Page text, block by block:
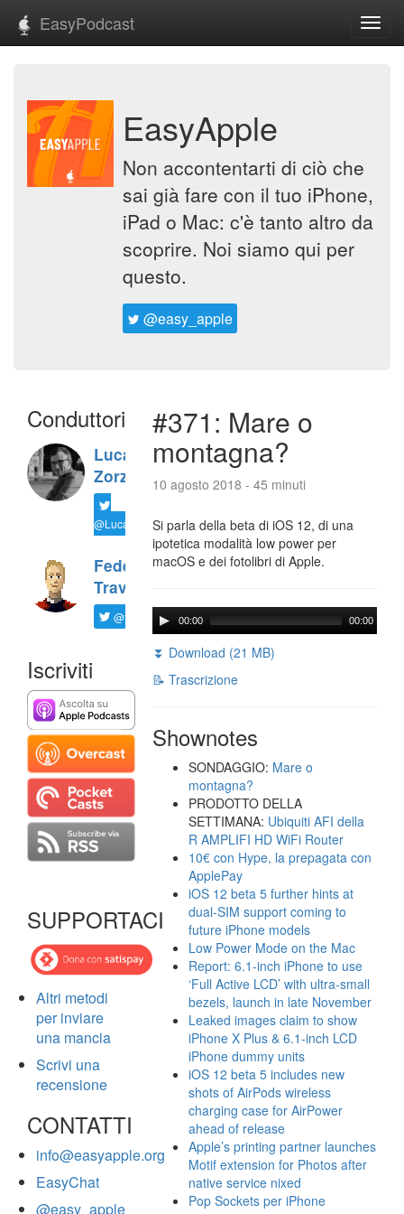
EasyPodcast
EasyApple
Non accontentarti di ciò che
sai già fare con il tuo iPhone,
iPad o Mac: c'è tanto altro da
scoprire. Noi siamo qui per
questo.
@easy_apple
Conduttori
Luca
Zorzi
@LucaTNT
Federico
Travaini
@ftrava
Iscriviti
SUPPORTACI
Altri metodi
per inviare
una mancia
Scrivi una
recensione
CONTATTI
info@easyapple.org
EasyChat
@easy_apple
#371: Mare o
montagna?
10 agosto 2018 - 45 minuti
Si parla della beta di iOS 12, di una
ipotetica modalità low power per
macOS e dei fotolibri di Apple.
00:00 00:00
⏬ Download (21 MB)
📝 Trascrizione
Shownotes
SONDAGGIO: Mare o
montagna?
PRODOTTO DELLA
SETTIMANA: Ubiquiti AFI della
R AMPLIFI HD WiFi Router
10€ con Hype, la prepagata con
ApplePay
iOS 12 beta 5 further hints at
dual-SIM support coming to
future iPhone models
Low Power Mode on the Mac
Report: 6.1-inch iPhone to use
‘Full Active LCD’ with ultra-small
bezels, launch in late November
Leaked images claim to show
iPhone X Plus & 6.1-inch LCD
iPhone dummy units
iOS 12 beta 5 includes new
shots of AirPods wireless
charging case for AirPower
ahead of release
Apple’s printing partner launches
Motif extension for Photos after
native service nixed
Pop Sockets per iPhone